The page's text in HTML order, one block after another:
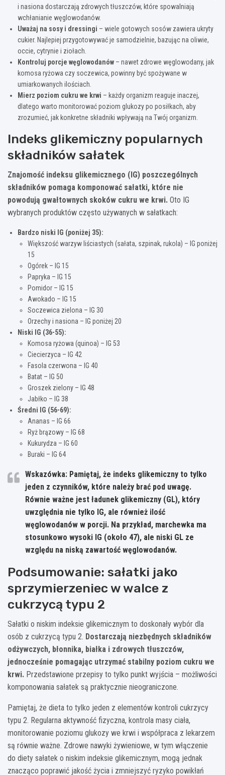
i nasiona dostarczają zdrowych tłuszczów, które spowalniają
wchłanianie węglowodanów.
Uważaj na sosy i dressingi – wiele gotowych sosów zawiera ukryty
cukier. Najlepiej przygotowywać je samodzielnie, bazując na oliwie,
occie, cytrynie i ziołach.
Kontroluj porcje węglowodanów – nawet zdrowe węglowodany, jak
komosa ryżowa czy soczewica, powinny być spożywane w
umiarkowanych ilościach.
Mierz poziom cukru we krwi – każdy organizm reaguje inaczej,
dlatego warto monitorować poziom glukozy po posiłkach, aby
zrozumieć, jak konkretne składniki wpływają na Twój organizm.
Indeks glikemiczny popularnych
składników sałatek
Znajomość indeksu glikemicznego (IG) poszczególnych
składników pomaga komponować sałatki, które nie
powodują gwałtownych skoków cukru we krwi. Oto IG
wybranych produktów często używanych w sałatkach:
Bardzo niski IG (poniżej 35):
Większość warzyw liściastych (sałata, szpinak, rukola) – IG poniżej
15
Ogórek – IG 15
Papryka – IG 15
Pomidor – IG 15
Awokado – IG 15
Soczewica zielona – IG 30
Orzechy i nasiona – IG poniżej 20
Niski IG (36-55):
Komosa ryżowa (quinoa) – IG 53
Ciecierzyca – IG 42
Fasola czerwona – IG 40
Batat – IG 50
Groszek zielony – IG 48
Jabłko – IG 38
Średni IG (56-69):
Ananas – IG 66
Ryż brązowy – IG 68
Kukurydza – IG 60
Buraki – IG 64
Wskazówka: Pamiętaj, że indeks glikemiczny to tylko
jeden z czynników, które należy brać pod uwagę.
Równie ważne jest ładunek glikemiczny (GL), który
uwzględnia nie tylko IG, ale również ilość
węglowodanów w porcji. Na przykład, marchewka ma
stosunkowo wysoki IG (około 47), ale niski GL ze
względu na niską zawartość węglowodanów.
Podsumowanie: sałatki jako
sprzymierzeniec w walce z
cukrzycą typu 2
Sałatki o niskim indeksie glikemicznym to doskonały wybór dla
osób z cukrzycą typu 2. Dostarczają niezbędnych składników
odżywczych, błonnika, białka i zdrowych tłuszczów,
jednocześnie pomagając utrzymać stabilny poziom cukru we
krwi. Przedstawione przepisy to tylko punkt wyjścia – możliwości
komponowania sałatek są praktycznie nieograniczone.
Pamiętaj, że dieta to tylko jeden z elementów kontroli cukrzycy
typu 2. Regularna aktywność fizyczna, kontrola masy ciała,
monitorowanie poziomu glukozy we krwi i współpraca z lekarzem
są równie ważne. Zdrowe nawyki żywieniowe, w tym włączenie
do diety sałatek o niskim indeksie glikemicznym, mogą jednak
znacząco poprawić jakość życia i zmniejszyć ryzyko powikłań